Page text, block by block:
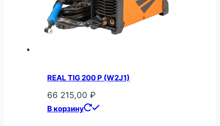
REAL TIG 200 P (W2J1)
66 215,00 ₽
В корзину